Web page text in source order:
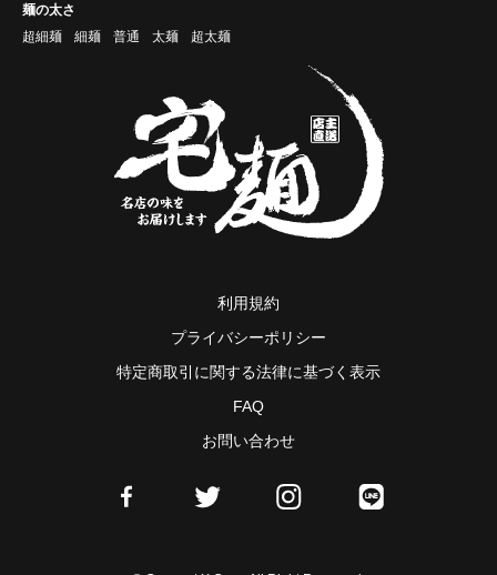
麺の太さ
超細麺
細麺 普通 太麺 超太麺
利用規約
プライバシーポリシー
特定商取引に関する法律に基づく表示
FAQ
お問い合わせ